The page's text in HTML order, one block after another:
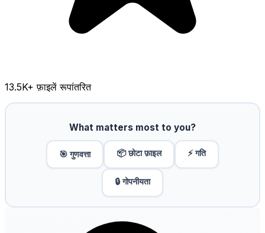
13.5K+ फ़ाइलें रूपांतरित
What matters most to you?
🎯 गुणवत्ता 📦 छोटा फ़ाइल ⚡ गति
🔒 गोपनीयता